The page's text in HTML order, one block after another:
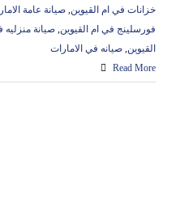
خزانات في ام القيوين, صيانة عامة
فورسلينج في ام القيوين, صيانة منزليه
القيوين, صيانه في الامارات
Read More